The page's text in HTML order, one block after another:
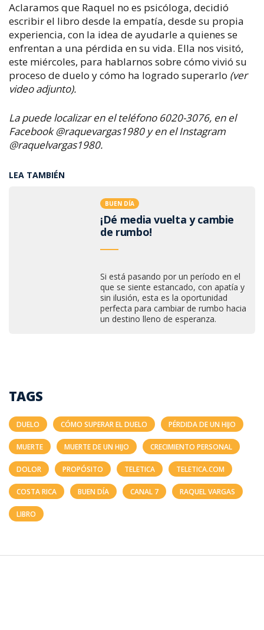
Aclaramos que Raquel no es psicóloga, decidió
escribir el libro desde la empatía, desde su propia
experiencia, con la idea de ayudarle a quienes se
enfrentan a una pérdida en su vida. Ella nos visitó,
este miércoles, para hablarnos sobre cómo vivió su
proceso de duelo y cómo ha logrado superarlo (ver
video adjunto).
La puede localizar en el teléfono 6020-3076, en el
Facebook @raquevargas1980 y en el Instagram
@raquelvargas1980.
LEA TAMBIÉN
BUEN DÍA
¡Dé media vuelta y cambie
de rumbo!
Si está pasando por un período en el
que se siente estancado, con apatía y
sin ilusión, esta es la oportunidad
perfecta para cambiar de rumbo hacia
un destino lleno de esperanza.
TAGS
DUELO CÓMO SUPERAR EL DUELO PÉRDIDA DE UN HIJO
MUERTE MUERTE DE UN HIJO CRECIMIENTO PERSONAL
DOLOR PROPÓSITO TELETICA TELETICA.COM
COSTA RICA BUEN DÍA CANAL 7 RAQUEL VARGAS
LIBRO